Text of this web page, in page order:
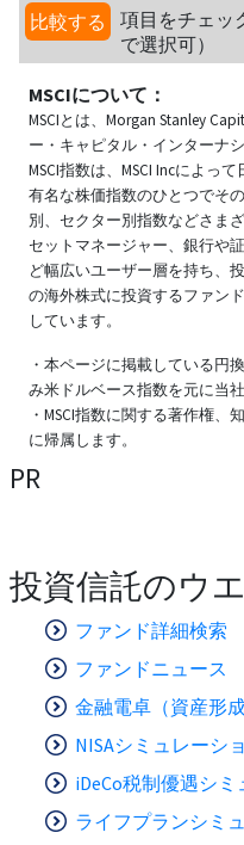
比較する
項目をチェッ
で選択可）
MSCIについて：
MSCIとは、Morgan Stanley
ー・キャピタル・インターナ
MSCI指数は、MSCI Incによっ
有名な株価指数のひとつでそ
別、セクター別指数などさま
セットマネージャー、銀行や
ど幅広いユーザー層を持ち、
の海外株式に投資するファン
しています。
・本ページに掲載している円
み米ドルベース指数を元に当
・MSCI指数に関する著作権、
に帰属します。
PR
投資信託のウ
ファンド詳細検索
ファンドニュース
金融電卓（資産形
NISAシミュレーシ
iDeCo税制優遇シ
ライフプランシミ